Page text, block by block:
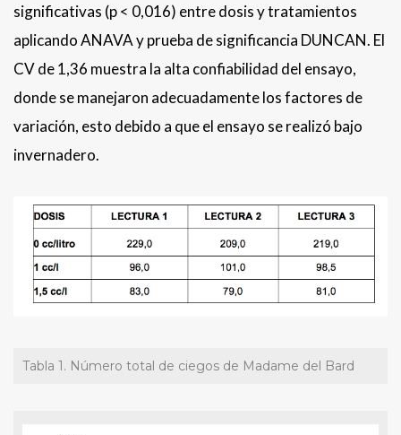
significativas (p < 0,016) entre dosis y tratamientos
aplicando ANAVA y prueba de significancia DUNCAN. El
CV de 1,36 muestra la alta confiabilidad del ensayo,
donde se manejaron adecuadamente los factores de
variación, esto debido a que el ensayo se realizó bajo
invernadero.
Tabla 1. Número total de ciegos de Madame del Bard